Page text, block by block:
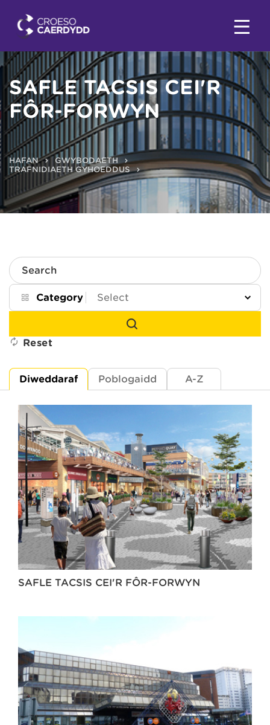
SAFLE TACSIS CEI'R
FÔR-FORWYN
HAFAN
GWYBODAETH
TRAFNIDIAETH GYHOEDDUS
Search
Category
Reset
Diweddaraf Poblogaidd A-Z
SAFLE TACSIS CEI'R FÔR-FORWYN